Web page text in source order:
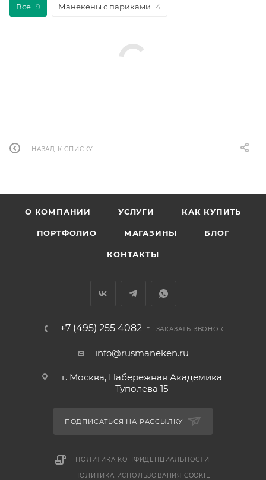
Все 9 Манекены с париками 4
НАЗАД К СПИСКУ
О КОМПАНИИ УСЛУГИ КАК КУПИТЬ
ПОРТФОЛИО МАГАЗИНЫ БЛОГ
КОНТАКТЫ
+7 (495) 255 4082 ЗАКАЗАТЬ ЗВОНОК
info@rusmaneken.ru
г. Москва, Набережная Академика
Туполева 15
ПОДПИСАТЬСЯ НА РАССЫЛКУ
ПОЛИТИКА КОНФИДЕНЦИАЛЬНОСТИ
ПОЛИТИКА ИСПОЛЬЗОВАНИЯ COOKIE